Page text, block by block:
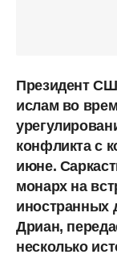
Президент
ислам во
конфликта с
июне.
монарх на
иностранных
Дриан,
несколько